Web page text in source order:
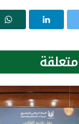
متعلقة